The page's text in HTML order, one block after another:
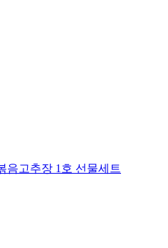
음고추장 1호 선물세트